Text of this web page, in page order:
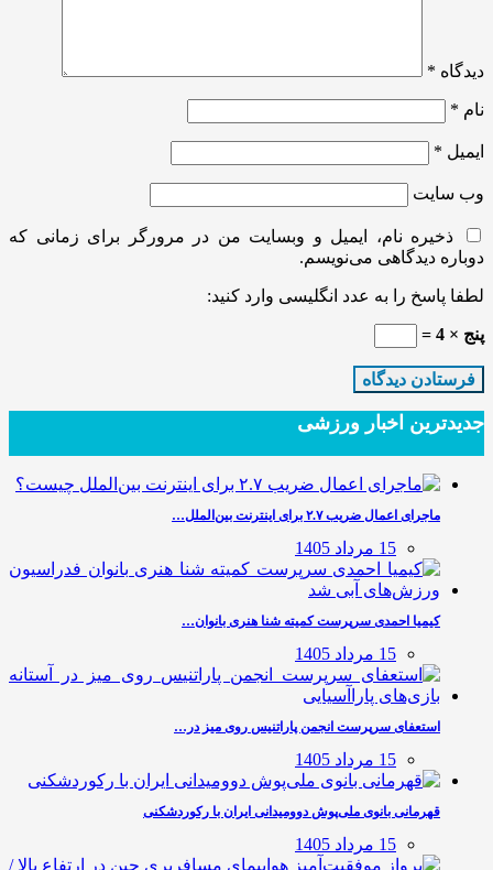
دیدگاه *
نام *
ایمیل *
وب‌ سایت
ذخیره نام، ایمیل و وبسایت من در مرورگر برای زمانی که
دوباره دیدگاهی می‌نویسم.
لطفا پاسخ را به عدد انگلیسی وارد کنید:
پنج × 4 =
جدیدترین‌ اخبار ورزشی
ماجرای اعمال ضریب ۲.۷ برای اینترنت بین‌الملل…
15 مرداد 1405
کیمیا احمدی سرپرست کمیته شنا هنری بانوان…
15 مرداد 1405
استعفای سرپرست انجمن پاراتنیس روی میز در…
15 مرداد 1405
قهرمانی بانوی ملی‌پوش دوومیدانی ایران با رکوردشکنی
15 مرداد 1405